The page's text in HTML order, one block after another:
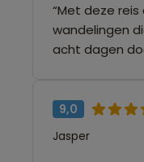
“Met deze
wandelingen
acht dagen
9,0
Jasper